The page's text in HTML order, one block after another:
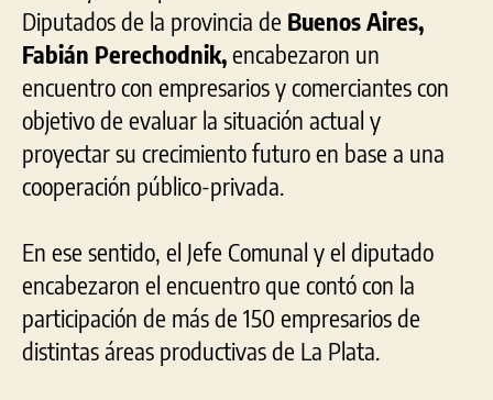
Diputados de la provincia de Buenos Aires,
Fabián Perechodnik,encabezaron un
encuentro con empresarios y comerciantes con
objetivo de evaluar la situación actual y
proyectar su crecimiento futuro en base a una
cooperación público-privada.
En ese sentido, el Jefe Comunal y el diputado
encabezaron el encuentro que contó con la
participación de más de 150 empresarios de
distintas áreas productivas de La Plata.